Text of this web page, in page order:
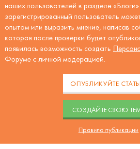
наших пользователей в разделе
зарегистрированный пользователь
опытом или выразить мнение, написав
которая после проверки будет
появилась возможность создать
Форуме с личной модерацией.
ОПУБЛИКУЙТЕ
CОЗДАЙТЕ СВОЮ
Правила публикации